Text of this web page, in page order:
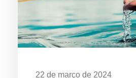
22 de março de 2024